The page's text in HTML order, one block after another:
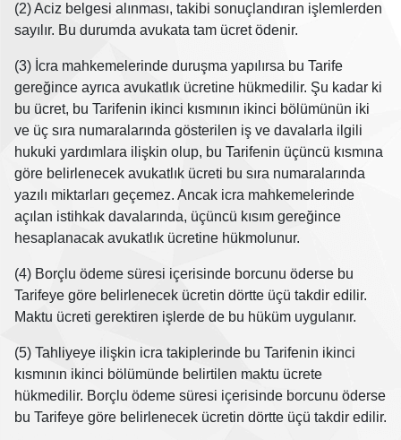
(2) Aciz belgesi alınması, takibi sonuçlandıran işlemlerden
sayılır. Bu durumda avukata tam ücret ödenir.
(3) İcra mahkemelerinde duruşma yapılırsa bu Tarife
gereğince ayrıca avukatlık ücretine hükmedilir. Şu kadar ki
bu ücret, bu Tarifenin ikinci kısmının ikinci bölümünün iki
ve üç sıra numaralarında gösterilen iş ve davalarla ilgili
hukuki yardımlara ilişkin olup, bu Tarifenin üçüncü kısmına
göre belirlenecek avukatlık ücreti bu sıra numaralarında
yazılı miktarları geçemez. Ancak icra mahkemelerinde
açılan istihkak davalarında, üçüncü kısım gereğince
hesaplanacak avukatlık ücretine hükmolunur.
(4) Borçlu ödeme süresi içerisinde borcunu öderse bu
Tarifeye göre belirlenecek ücretin dörtte üçü takdir edilir.
Maktu ücreti gerektiren işlerde de bu hüküm uygulanır.
(5) Tahliyeye ilişkin icra takiplerinde bu Tarifenin ikinci
kısmının ikinci bölümünde belirtilen maktu ücrete
hükmedilir. Borçlu ödeme süresi içerisinde borcunu öderse
bu Tarifeye göre belirlenecek ücretin dörtte üçü takdir edilir.